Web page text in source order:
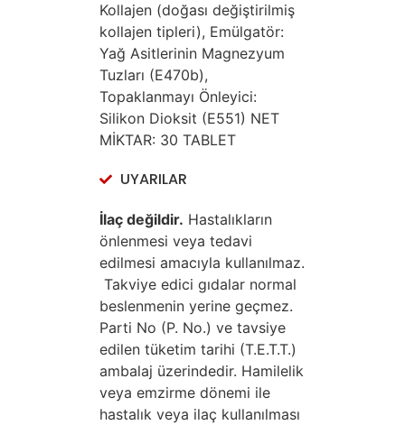
Kollajen (doğası değiştirilmiş
kollajen tipleri), Emülgatör:
Yağ Asitlerinin Magnezyum
Tuzları (E470b),
Topaklanmayı Önleyici:
Silikon Dioksit (E551) NET
MİKTAR: 30 TABLET
UYARILAR
İlaç değildir. Hastalıkların
önlenmesi veya tedavi
edilmesi amacıyla kullanılmaz.
Takviye edici gıdalar normal
beslenmenin yerine geçmez.
Parti No (P. No.) ve tavsiye
edilen tüketim tarihi (T.E.T.T.)
ambalaj üzerindedir. Hamilelik
veya emzirme dönemi ile
hastalık veya ilaç kullanılması